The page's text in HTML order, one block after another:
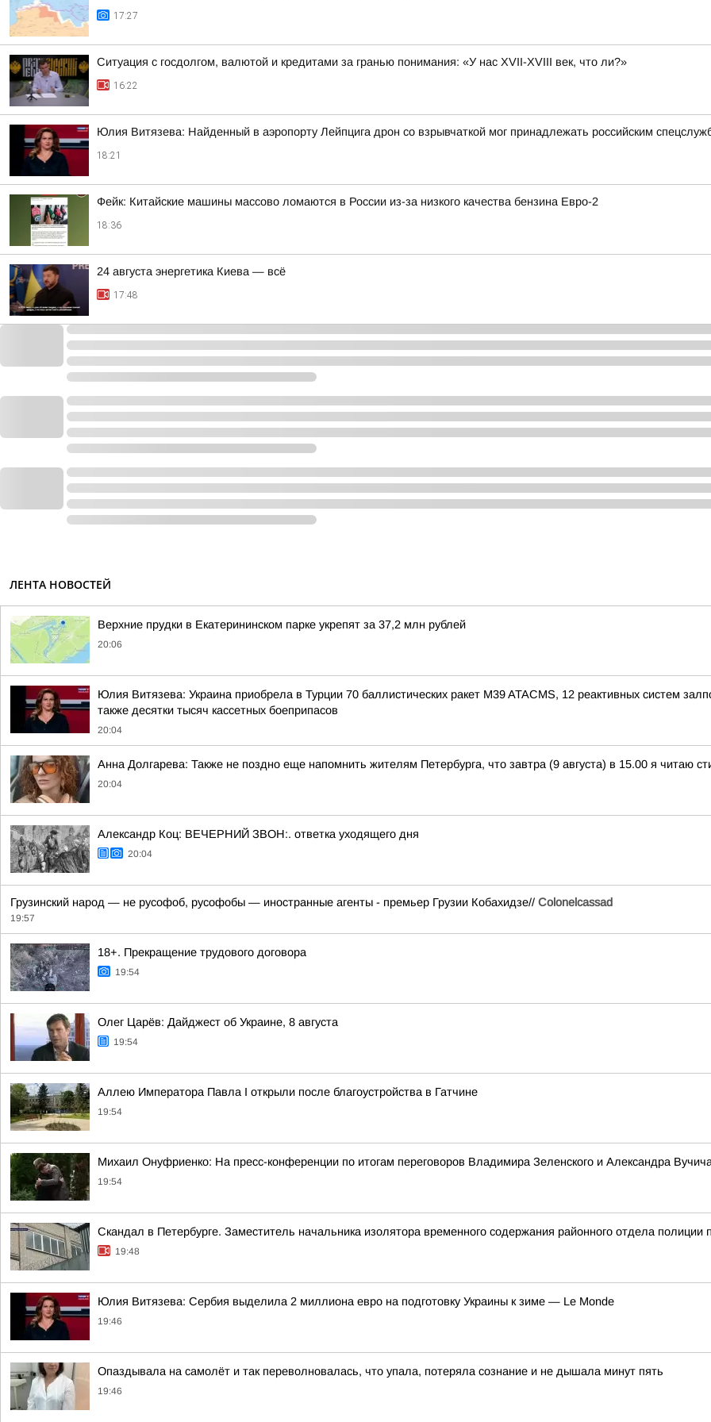
17:27
Ситуация с госдолгом, валютой и кредитами за гранью понимания: «У нас XVII-XVIII век, что ли?»
16:22
Юлия Витязева: Найденный в аэропорту Лейпцига дрон со взрывчаткой мог принадлежать российским
18:21
Фейк: Китайские машины массово ломаются в России из-за низкого качества бензина Евро-2
18:36
24 августа энергетика Киева — всё
17:48
ЛЕНТА НОВОСТЕЙ
Верхние прудки в Екатерининском парке укрепят за 37,2 млн рублей
20:06
Юлия Витязева: Украина приобрела в Турции 70 баллистических ракет M39 ATACMS, 12 реактивных систем
также десятки тысяч кассетных боеприпасов
20:04
Анна Долгарева: Также не поздно еще напомнить жителям Петербурга, что завтра (9 августа) в 15.00 я читаю
20:04
Александр Коц: ВЕЧЕРНИЙ ЗВОН:. ответка уходящего дня
20:04
Грузинский народ — не русофоб, русофобы — иностранные агенты - премьер Грузии Кобахидзе// Colonelcassad
19:57
18+. Прекращение трудового договора
19:54
Олег Царёв: Дайджест об Украине, 8 августа
19:54
Аллею Императора Павла I открыли после благоустройства в Гатчине
19:54
Михаил Онуфриенко: На пресс-конференции по итогам переговоров Владимира Зеленского и Александра
19:54
Скандал в Петербурге. Заместитель начальника изолятора временного содержания районного отдела
19:48
Юлия Витязева: Сербия выделила 2 миллиона евро на подготовку Украины к зиме — Le Monde
19:46
Опаздывала на самолёт и так переволновалась, что упала, потеряла сознание и не дышала минут пять
19:46